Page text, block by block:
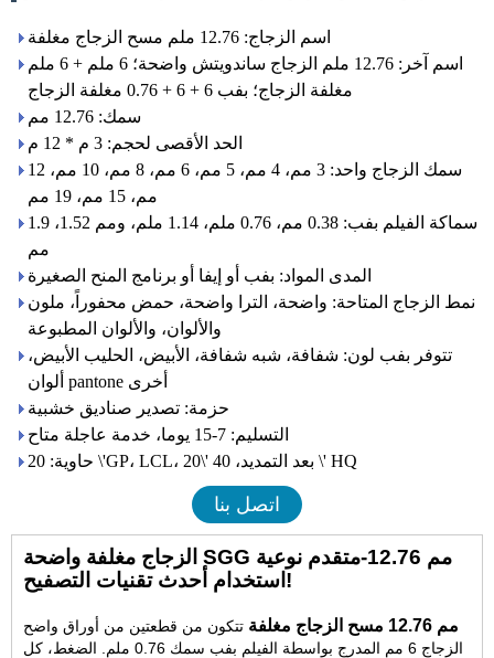
اسم الزجاج: 12.76 ملم مسح الزجاج مغلفة
اسم آخر: 12.76 ملم الزجاج ساندويتش واضحة؛ 6 ملم + 6 ملم
مغلفة الزجاج؛ بفب 6 + 6 + 0.76 مغلفة الزجاج
سمك: 12.76 مم
الحد الأقصى لحجم: 3 م * 12 م
سمك الزجاج واحد: 3 مم، 4 مم، 5 مم، 6 مم، 8 مم، 10 مم، 12
مم، 15 مم، 19 مم
سماكة الفيلم بفب: 0.38 مم، 0.76 ملم، 1.14 ملم، ومم 1.52، 1.9
مم
المدى المواد: بفب أو إيفا أو برنامج المنح الصغيرة
نمط الزجاج المتاحة: واضحة، الترا واضحة، حمض محفوراً، ملون
والألوان، والألوان المطبوعة
تتوفر بفب لون: شفافة، شبه شفافة، الأبيض، الحليب الأبيض،
ألوان pantone أخرى
حزمة: تصدير صناديق خشبية
التسليم: 7-15 يوما، خدمة عاجلة متاح
حاوية: 20 \'GP، LCL، 20\' بعد التمديد، 40 \' HQ
اتصل بنا
الزجاج مغلفة واضحة SGG مم 12.76-متقدم نوعية
استخدام أحدث تقنيات التصفيح!
مم 12.76 مسح الزجاج مغلفة
تتكون من قطعتين من أوراق واضح
الزجاج 6 مم المدرج بواسطة الفيلم بفب سمك 0.76 ملم. الضغط، كل